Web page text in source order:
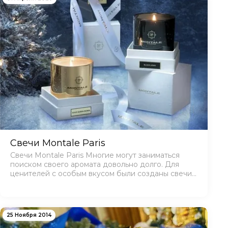
Свечи Montale Paris
Свечи Montale Paris Многие могут заниматься
поиском своего аромата довольно долго. Для
ценителей с особым вкусом были созданы свечи
25 Ноября 2014